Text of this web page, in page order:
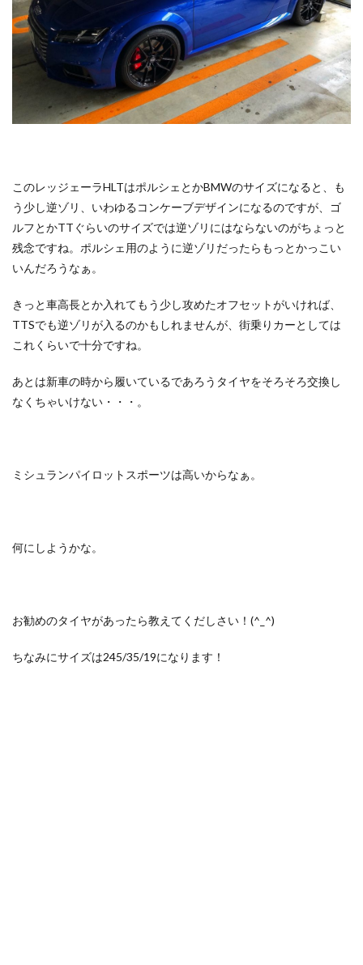
このレッジェーラHLTはポルシェとかBMWのサイズになると、も
う少し逆ゾリ、いわゆるコンケーブデザインになるのですが、ゴ
ルフとかTTぐらいのサイズでは逆ゾリにはならないのがちょっと
残念ですね。ポルシェ用のように逆ゾリだったらもっとかっこい
いんだろうなぁ。
きっと車高長とか入れてもう少し攻めたオフセットがいければ、
TTSでも逆ゾリが入るのかもしれませんが、街乗りカーとしては
これくらいで十分ですね。
あとは新車の時から履いているであろうタイヤをそろそろ交換し
なくちゃいけない・・・。
ミシュランパイロットスポーツは高いからなぁ。
何にしようかな。
お勧めのタイヤがあったら教えてくだしさい！(^_^)
ちなみにサイズは245/35/19になります！